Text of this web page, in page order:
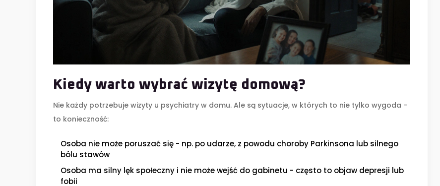
Kiedy warto wybrać wizytę domową?
Nie każdy potrzebuje wizyty u psychiatry w domu. Ale są sytuacje, w których to nie tylko wygoda -
to konieczność:
Osoba nie może poruszać się - np. po udarze, z powodu choroby Parkinsona lub silnego
bólu stawów
Osoba ma silny lęk społeczny i nie może wejść do gabinetu - często to objaw depresji lub
fobii